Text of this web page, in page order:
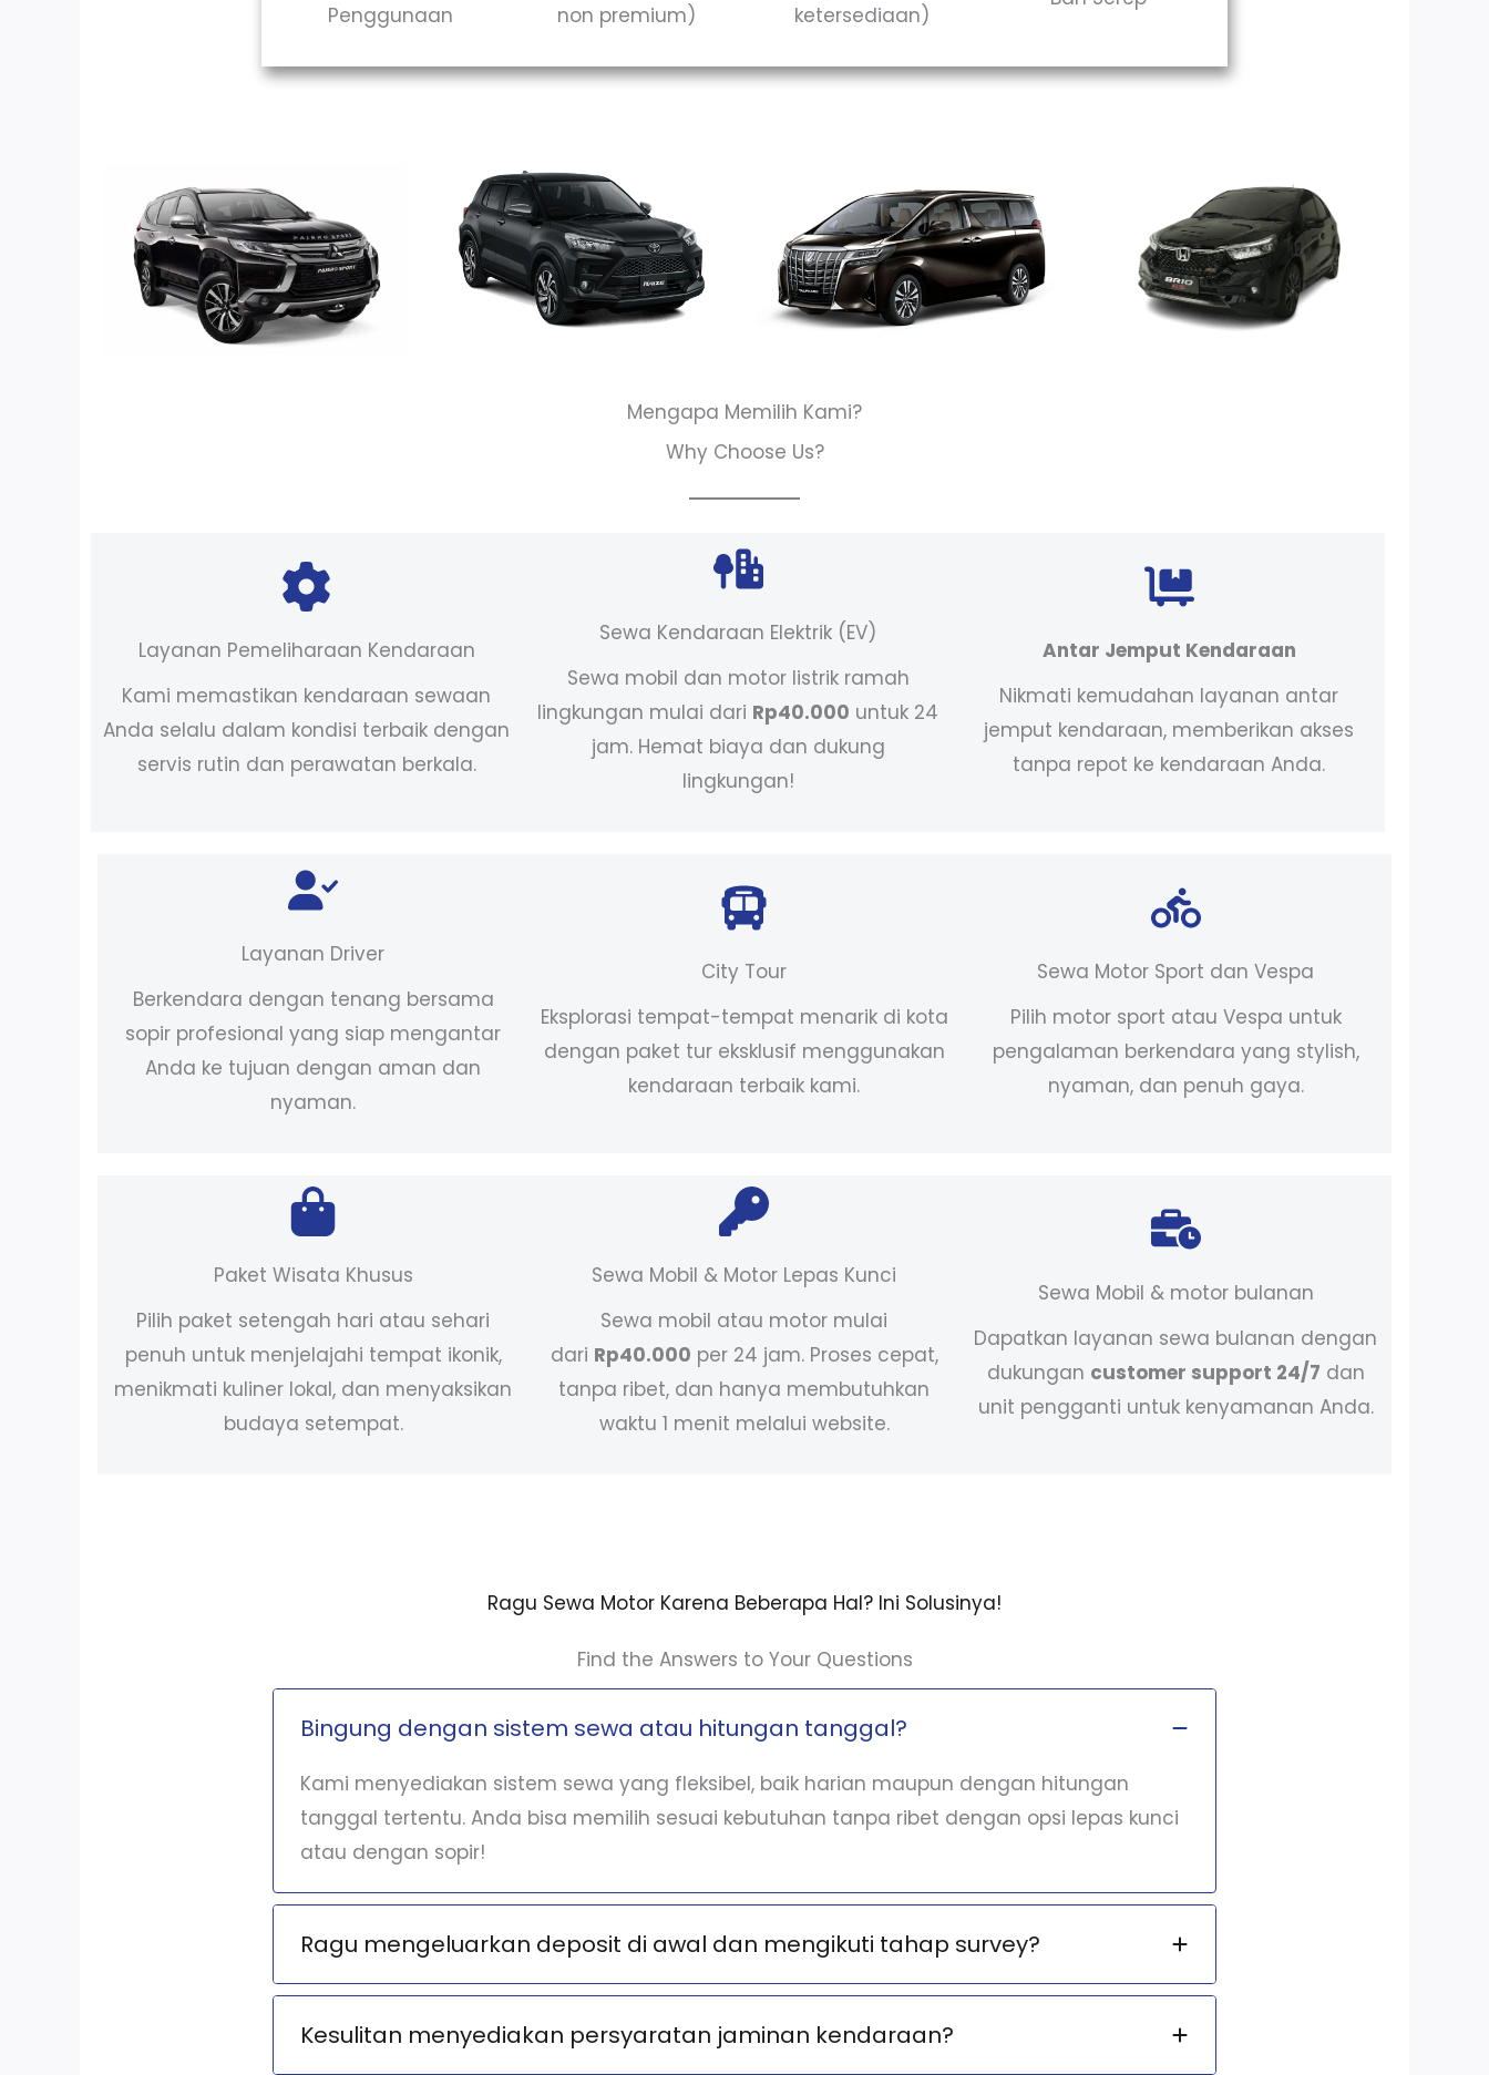
Penggunaan
non premium)
ketersediaan)
Mengapa Memilih Kami?
Why Choose Us?
Layanan Pemeliharaan Kendaraan
Kami memastikan kendaraan sewaan
Anda selalu dalam kondisi terbaik dengan
servis rutin dan perawatan berkala.
Sewa Kendaraan Elektrik (EV)
Sewa mobil dan motor listrik ramah
lingkungan mulai dari Rp40.000 untuk 24
jam. Hemat biaya dan dukung
lingkungan!
Antar Jemput Kendaraan
Nikmati kemudahan layanan antar
jemput kendaraan, memberikan akses
tanpa repot ke kendaraan Anda.
Layanan Driver
Berkendara dengan tenang bersama
sopir profesional yang siap mengantar
Anda ke tujuan dengan aman dan
nyaman.
City Tour
Eksplorasi tempat-tempat menarik di kota
dengan paket tur eksklusif menggunakan
kendaraan terbaik kami.
Sewa Motor Sport dan Vespa
Pilih motor sport atau Vespa untuk
pengalaman berkendara yang stylish,
nyaman, dan penuh gaya.
Paket Wisata Khusus
Pilih paket setengah hari atau sehari
penuh untuk menjelajahi tempat ikonik,
menikmati kuliner lokal, dan menyaksikan
budaya setempat.
Sewa Mobil & Motor Lepas Kunci
Sewa mobil atau motor mulai
dari Rp40.000 per 24 jam. Proses cepat,
tanpa ribet, dan hanya membutuhkan
waktu 1 menit melalui website.
Sewa Mobil & motor bulanan
Dapatkan layanan sewa bulanan dengan
dukungan customer support 24/7 dan
unit pengganti untuk kenyamanan Anda.
Ragu Sewa Motor Karena Beberapa Hal? Ini Solusinya!
Find the Answers to Your Questions
Bingung dengan sistem sewa atau hitungan tanggal?
Kami menyediakan sistem sewa yang fleksibel, baik harian maupun dengan hitungan
tanggal tertentu. Anda bisa memilih sesuai kebutuhan tanpa ribet dengan opsi lepas kunci
atau dengan sopir!
Ragu mengeluarkan deposit di awal dan mengikuti tahap survey?
Kesulitan menyediakan persyaratan jaminan kendaraan?